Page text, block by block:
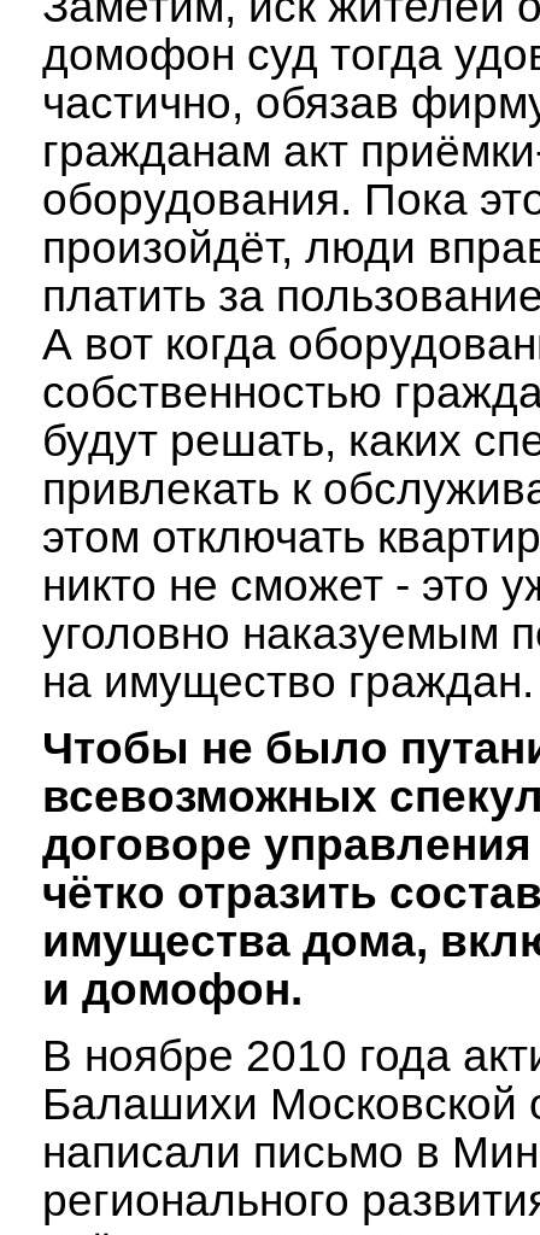
домофон суд тогда
частично, обязав
гражданам акт
оборудования. Пока
произойдёт, люди
платить за
А вот когда
собственностью
будут решать, каких
привлекать к
этом отключать
никто не сможет - это
уголовно наказуемым
на имущество граждан.
Чтобы не было
всевозможных
договоре
чётко отразить
имущества дома,
и домофон.
В ноябре 2010 года
Балашихи Московской
написали письмо в
регионального